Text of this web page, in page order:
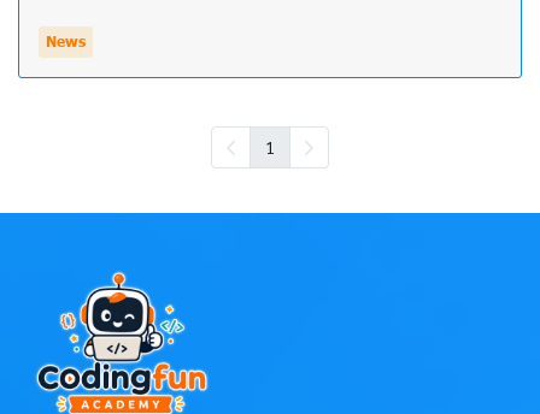
News
1